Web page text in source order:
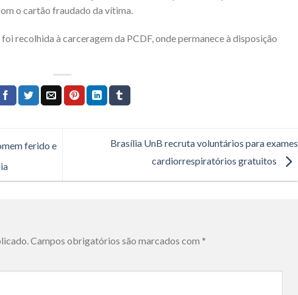
o cartão fraudado da vítima.
recolhida à carceragem da PCDF, onde permanece à disposição
ferido e
Brasília UnB recruta voluntários para exames
cardiorrespiratórios gratuitos
Campos obrigatórios são marcados com *